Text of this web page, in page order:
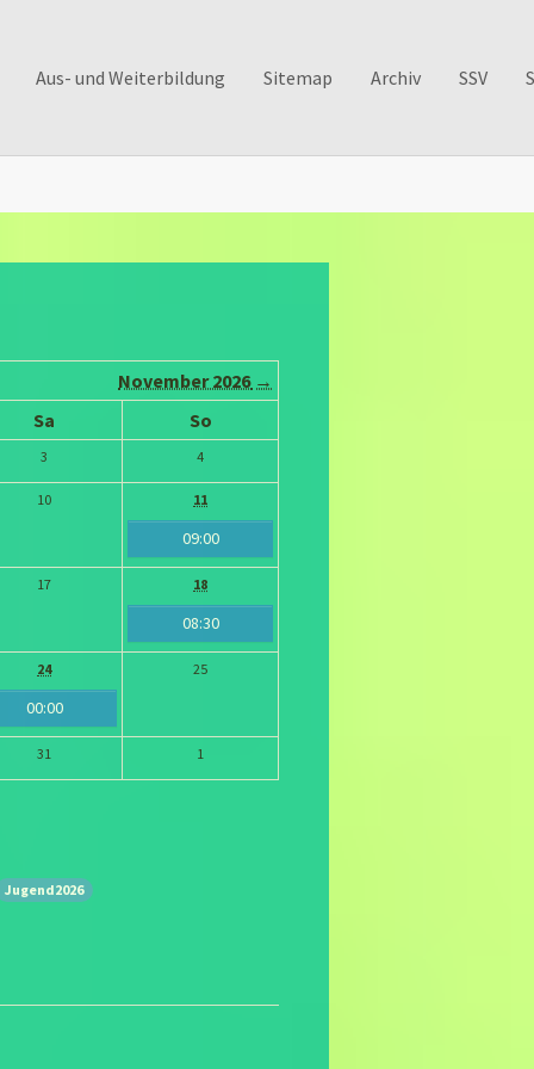
Aus- und Weiterbildung Sitemap Archiv SSV
November 2026→
Sa
So
3 4
10 11
09:00
17 18
08:30
24
00:00
25
31 1
Jugend2026